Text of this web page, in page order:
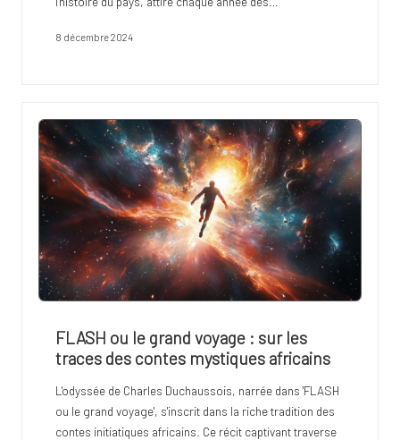
8 décembre 2024
FLASH ou le grand voyage : sur les
traces des contes mystiques africains
L'odyssée de Charles Duchaussois, narrée dans 'FLASH
ou le grand voyage', s'inscrit dans la riche tradition des
contes initiatiques africains. Ce récit captivant traverse